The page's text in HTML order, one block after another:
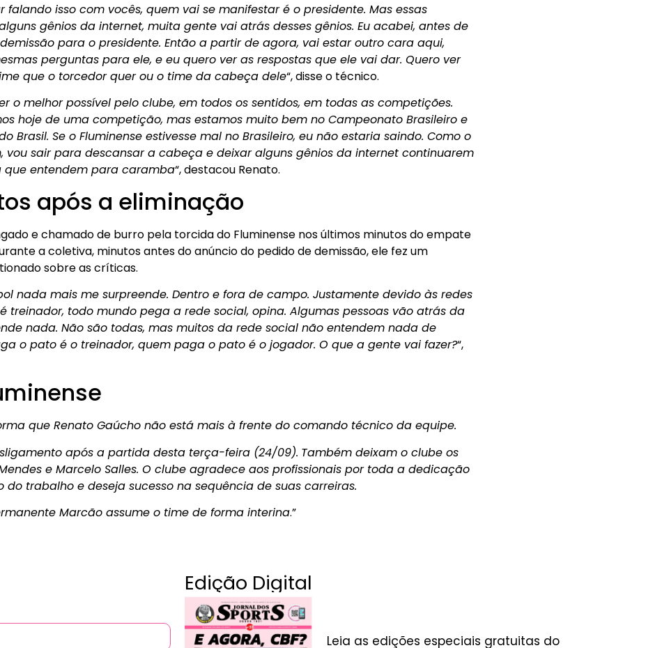
falando isso com vocês, quem vai se manifestar é o presidente. Mas essas
gênios da internet, muita gente vai atrás desses gênios. Eu acabei, antes de
para o presidente. Então a partir de agora, vai estar outro cara aqui,
perguntas para ele, e eu quero ver as respostas que ele vai dar. Quero ver
que o torcedor quer ou o time da cabeça dele“, disse o técnico.
o melhor possível pelo clube, em todos os sentidos, em todas as competições.
hoje de uma competição, mas estamos muito bem no Campeonato Brasileiro e
Brasil. Se o Fluminense estivesse mal no Brasileiro, eu não estaria saindo. Como o
vou sair para descansar a cabeça e deixar alguns gênios da internet continuarem
que entendem para caramba“, destacou Renato.
após a eliminação
e chamado de burro pela torcida do Fluminense nos últimos minutos do empate
a coletiva, minutos antes do anúncio do pedido de demissão, ele fez um
sobre as críticas.
nada mais me surpreende. Dentro e fora de campo. Justamente devido às redes
treinador, todo mundo pega a rede social, opina. Algumas pessoas vão atrás da
nada. Não são todas, mas muitos da rede social não entendem nada de
o pato é o treinador, quem paga o pato é o jogador. O que a gente vai fazer?“,
que Renato Gaúcho não está mais à frente do comando técnico da equipe.
após a partida desta terça-feira (24/09). Também deixam o clube os
e Marcelo Salles. O clube agradece aos profissionais por toda a dedicação
trabalho e deseja sucesso na sequência de suas carreiras.
Marcão assume o time de forma interina.”
Edição Digital
Leia as edições especiais gratuitas do